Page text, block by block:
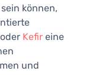
können,
Kefir eine
und